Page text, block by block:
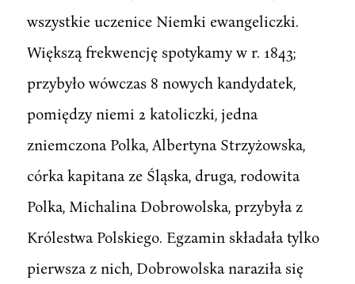
wszystkie uczenice Niemki ewangeliczki.
Większą frekwencję spotykamy w r. 1843;
przybyło wówczas 8 nowych kandydatek,
pomiędzy niemi 2 katoliczki, jedna
zniemczona Polka, Albertyna Strzyżowska,
córka kapitana ze Śląska, druga, rodowita
Polka, Michalina Dobrowolska, przybyła z
Królestwa Polskiego. Egzamin składała tylko
pierwsza z nich, Dobrowolska naraziła się